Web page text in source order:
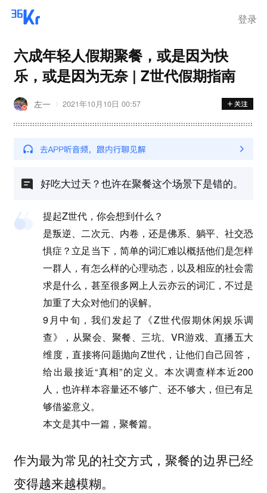
登录
六成年轻人假期聚餐，或是因为快
乐，或是因为无奈 | Z世代假期指南
左一 2021年10月10日 00:57
好吃大过天？也许在聚餐这个场景下是错的。
提起Z世代，你会想到什么？
是叛逆、二次元、内卷，还是佛系、躺平、社交恐
惧症？立足当下，简单的词汇难以概括他们是怎样
一群人，有怎么样的心理动态，以及相应的社会需
求是什么，甚至很多网上人云亦云的词汇，不过是
加重了大众对他们的误解。
9月中旬，我们发起了《Z世代假期休闲娱乐调
查》，从聚会、聚餐、三坑、VR游戏、直播五大
维度，直接将问题抛向Z世代，让他们自己回答，
给出最接近“真相”的定义。本次调查样本近200
人，也许样本容量还不够广、还不够大，但已有足
够借鉴意义。
本文是其中一篇，聚餐篇。
作为最为常见的社交方式，聚餐的边界已经
变得越来越模糊。